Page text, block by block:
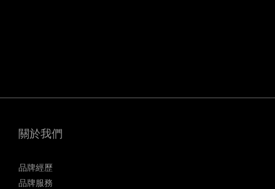
關於我們
品牌經歷
品牌服務